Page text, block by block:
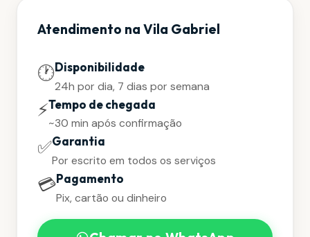
Atendimento na Vila Gabriel
🕐Disponibilidade
24h por dia, 7 dias por semana
⚡Tempo de chegada
~30 min após confirmação
✅Garantia
Por escrito em todos os serviços
💳Pagamento
Pix, cartão ou dinheiro